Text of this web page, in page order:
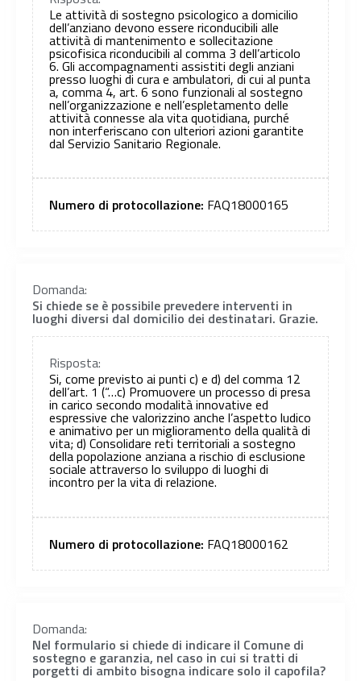
Le attività di sostegno psicologico a domicilio
dell’anziano devono essere riconducibili alle
attività di mantenimento e sollecitazione
psicofisica riconducibili al comma 3 dell’articolo
6. Gli accompagnamenti assistiti degli anziani
presso luoghi di cura e ambulatori, di cui al punta
a, comma 4, art. 6 sono funzionali al sostegno
nell’organizzazione e nell’espletamento delle
attività connesse ala vita quotidiana, purché
non interferiscano con ulteriori azioni garantite
dal Servizio Sanitario Regionale.
Numero di protocollazione: FAQ18000165
Domanda:
Si chiede se è possibile prevedere interventi in
luoghi diversi dal domicilio dei destinatari. Grazie.
Risposta:
Si, come previsto ai punti c) e d) del comma 12
dell’art. 1 (“…c) Promuovere un processo di presa
in carico secondo modalità innovative ed
espressive che valorizzino anche l’aspetto ludico
e animativo per un miglioramento della qualità di
vita; d) Consolidare reti territoriali a sostegno
della popolazione anziana a rischio di esclusione
sociale attraverso lo sviluppo di luoghi di
incontro per la vita di relazione.
Numero di protocollazione: FAQ18000162
Domanda:
Nel formulario si chiede di indicare il Comune di
sostegno e garanzia, nel caso in cui si tratti di
porgetti di ambito bisogna indicare solo il capofila?